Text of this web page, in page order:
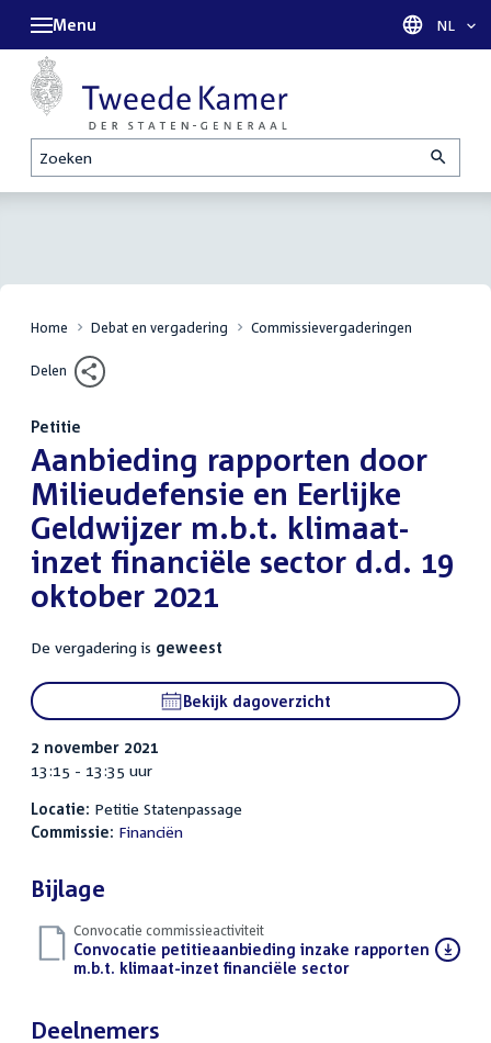
Zoeken
Menu Taal
NL
Home Debat en vergadering Commissievergaderingen
Delen
Petitie
Aanbieding rapporten door
Milieudefensie en Eerlijke
Geldwijzer m.b.t. klimaat-
inzet financiële sector d.d. 19
oktober 2021
De vergadering is geweest
Bekijk dagoverzicht
2 november 2021
13:15 - 13:35 uur
Locatie: Petitie Statenpassage
Commissie: Financiën
Bijlage
Convocatie commissieactiviteit
Download
bestand:
Convocatie petitieaanbieding inzake rapporten
m.b.t. klimaat-inzet financiële sector(PDF)
Deelnemers